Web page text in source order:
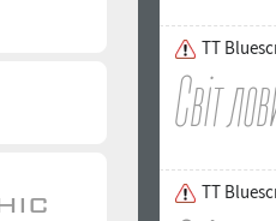
TT
TT